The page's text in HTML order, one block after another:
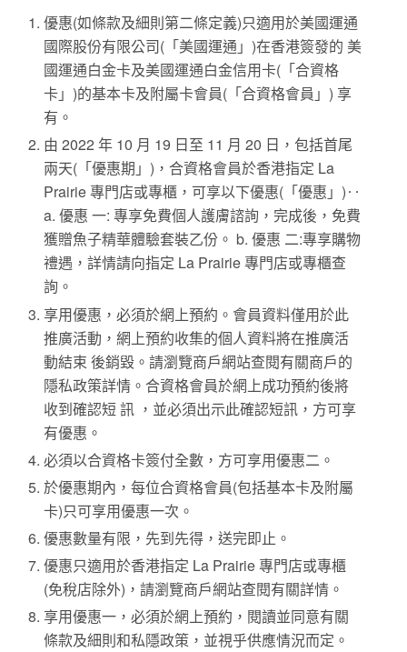
優惠(如條款及細則第二條定義)只適用於美國運通
國際股份有限公司(「美國運通」)在香港簽發的 美
國運通白金卡及美國運通白金信用卡(「合資格
卡」)的基本卡及附屬卡會員(「合資格會員」) 享
有。
由 2022 年 10 月 19 日至 11 月 20 日，包括首尾
兩天(「優惠期」)，合資格會員於香港指定 La
Prairie 專門店或專櫃，可享以下優惠(「優惠」)‥
a. 優惠 一: 專享免費個人護膚諮詢，完成後，免費
獲贈魚子精華體驗套裝乙份。 b. 優惠 二:專享購物
禮遇，詳情請向指定 La Prairie 專門店或專櫃查
詢。
享用優惠，必須於網上預約。會員資料僅用於此
推廣活動，網上預約收集的個人資料將在推廣活
動結束 後銷毀。請瀏覽商戶網站查閱有關商戶的
隱私政策詳情。合資格會員於網上成功預約後將
收到確認短 訊 ，並必須出示此確認短訊，方可享
有優惠。
必須以合資格卡簽付全數，方可享用優惠二。
於優惠期內，每位合資格會員(包括基本卡及附屬
卡)只可享用優惠一次。
優惠數量有限，先到先得，送完即止。
優惠只適用於香港指定 La Prairie 專門店或專櫃
(免稅店除外)，請瀏覽商戶網站查閱有關詳情。
享用優惠一，必須於網上預約，閱讀並同意有關
條款及細則和私隱政策，並視乎供應情況而定。